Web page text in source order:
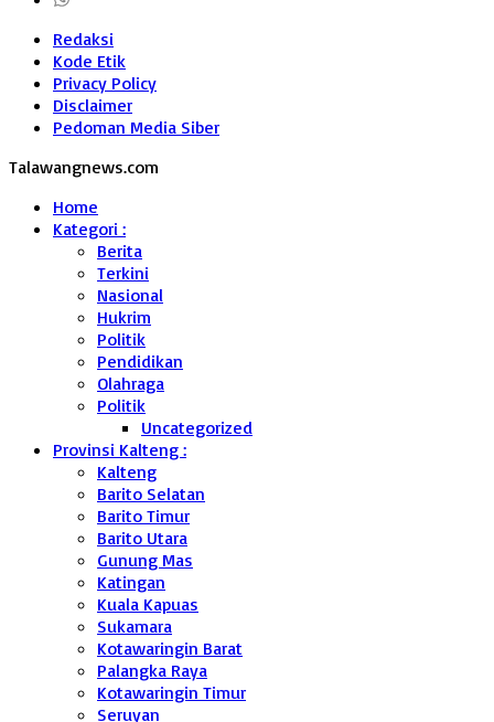
Redaksi
Kode Etik
Privacy Policy
Disclaimer
Pedoman Media Siber
Talawangnews.com
Home
Kategori :
Berita
Terkini
Nasional
Hukrim
Politik
Pendidikan
Olahraga
Politik
Uncategorized
Provinsi Kalteng :
Kalteng
Barito Selatan
Barito Timur
Barito Utara
Gunung Mas
Katingan
Kuala Kapuas
Sukamara
Kotawaringin Barat
Palangka Raya
Kotawaringin Timur
Seruyan